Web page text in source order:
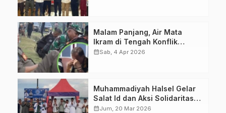
Malam Panjang, Air Mata
Ikram di Tengah Konflik
Halteng
calendar_monthSab, 4 Apr 2026
Muhammadiyah Halsel Gelar
Salat Id dan Aksi Solidaritas
Palestina
calendar_monthJum, 20 Mar 2026